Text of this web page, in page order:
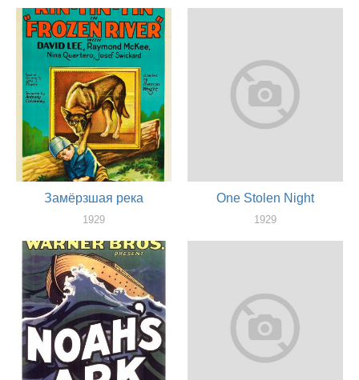
Замёрзшая река
1929
One Stolen Night
1929